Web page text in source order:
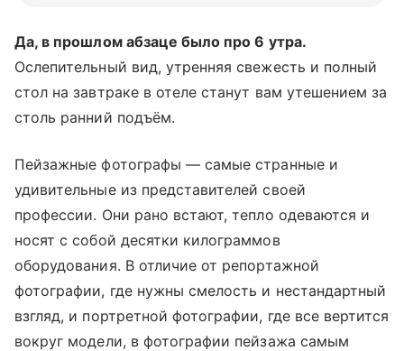
Да, в прошлом абзаце было про 6 утра.
Ослепительный вид, утренняя свежесть и полный
стол на завтраке в отеле станут вам утешением за
столь ранний подъём.
Пейзажные фотографы — самые странные и
удивительные из представителей своей
профессии. Они рано встают, тепло одеваются и
носят с собой десятки килограммов
оборудования. В отличие от репортажной
фотографии, где нужны смелость и нестандартный
взгляд, и портретной фотографии, где все вертится
вокруг модели, в фотографии пейзажа самым